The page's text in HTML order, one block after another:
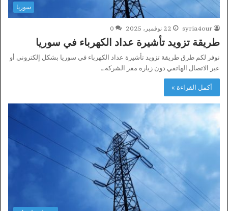
سوريا
syria4our 22 نوفمبر، 2025 0
طريقة تزويد تأشيرة عداد الكهرباء في سوريا
نوفر لكم طرق طريقة تزويد تأشيرة عداد الكهرباء في سوريا بشكل إلكتروني أو
عبر الاتصال الهاتفي دون زيارة مقر الشركة…
أكمل القراءة »